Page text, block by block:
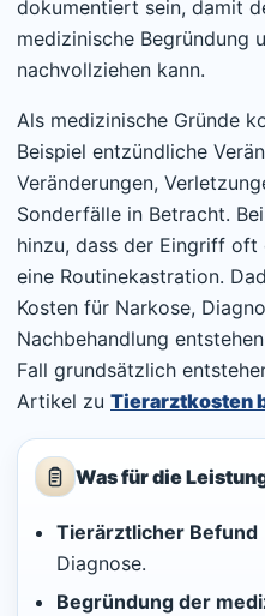
dokumentiert sein, damit
medizinische Begründung
nachvollziehen kann.
Als medizinische Gründe
Beispiel entzündliche
Veränderungen,
Sonderfälle in Betracht.
hinzu, dass der Eingriff
eine Routinekastration.
Kosten für Narkose,
Nachbehandlung
Fall grundsätzlich
Artikel zu Tierarztkosten
Was für die
Tierärztlicher Befund
Diagnose.
Begründung der